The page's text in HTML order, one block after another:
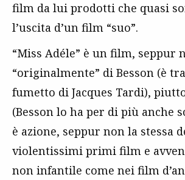
film da lui prodotti che quasi
l’uscita d’un film “suo”.
“Miss Adéle” è un film, seppur
“originalmente” di Besson (è
fumetto di Jacques Tardi),
(Besson lo ha per di più anche
è azione, seppur non la stessa
violentissimi primi film e
non infantile come nei film